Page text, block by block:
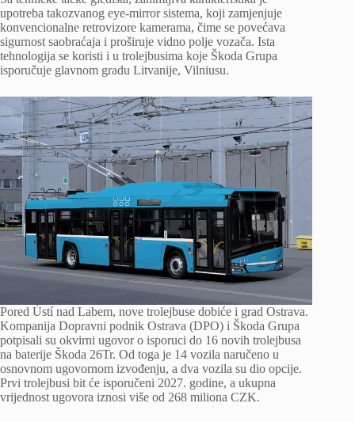
upotreba takozvanog eye-mirror sistema, koji zamjenjuje
konvencionalne retrovizore kamerama, čime se povećava
sigurnost saobraćaja i proširuje vidno polje vozača. Ista
tehnologija se koristi i u trolejbusima koje Škoda Grupa
isporučuje glavnom gradu Litvanije, Vilniusu.
Pored Ústí nad Labem, nove trolejbuse dobiće i grad Ostrava.
Kompanija Dopravni podnik Ostrava (DPO) i Škoda Grupa
potpisali su okvirni ugovor o isporuci do 16 novih trolejbusa
na baterije Škoda 26Tr. Od toga je 14 vozila naručeno u
osnovnom ugovornom izvođenju, a dva vozila su dio opcije.
Prvi trolejbusi bit će isporučeni 2027. godine, a ukupna
vrijednost ugovora iznosi više od 268 miliona CZK.